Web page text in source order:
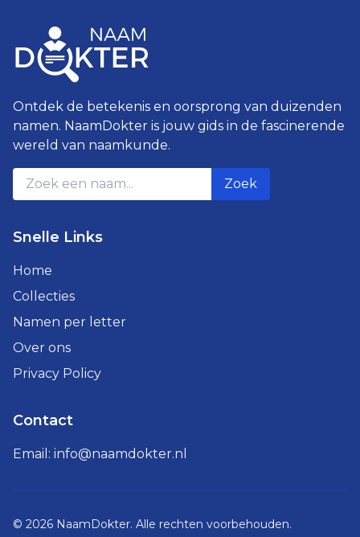
Ontdek de betekenis en oorsprong van duizenden
namen. NaamDokter is jouw gids in de fascinerende
wereld van naamkunde.
Zoek
Snelle Links
Home
Collecties
Namen per letter
Over ons
Privacy Policy
Contact
Email: info@naamdokter.nl
© 2026 NaamDokter. Alle rechten voorbehouden.